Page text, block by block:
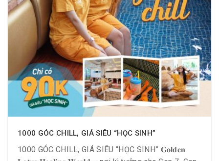
1000 GÓC CHILL, GIÁ SIÊU “HỌC SINH”
1000 GÓC CHILL, GIÁ SIÊU “HỌC SINH” 𝐆𝐨𝐥𝐝𝐞𝐧